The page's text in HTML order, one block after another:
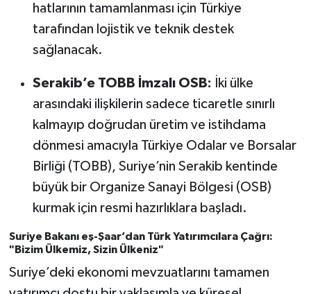
hatlarının tamamlanması için Türkiye
tarafından lojistik ve teknik destek
sağlanacak.
Serakib’e TOBB İmzalı OSB: İki ülke
arasındaki ilişkilerin sadece ticaretle sınırlı
kalmayıp doğrudan üretim ve istihdama
dönmesi amacıyla Türkiye Odalar ve Borsalar
Birliği (TOBB), Suriye’nin Serakib kentinde
büyük bir Organize Sanayi Bölgesi (OSB)
kurmak için resmi hazırlıklara başladı.
Suriye Bakanı eş-Şaar’dan Türk Yatırımcılara Çağrı:
"Bizim Ülkemiz, Sizin Ülkeniz"
Suriye’deki ekonomi mevzuatlarını tamamen